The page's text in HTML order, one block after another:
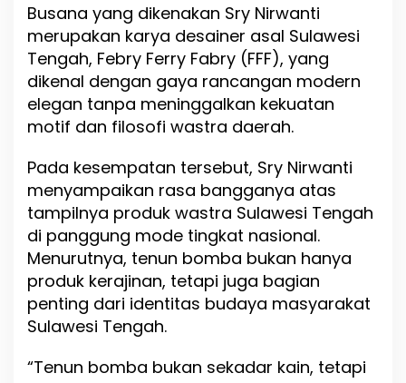
n
W
e
e
k
0
2
Busana yang dikenakan Sry Nirwanti
merupakan karya desainer asal Sulawesi
Tengah, Febry Ferry Fabry (FFF), yang
dikenal dengan gaya rancangan modern
elegan tanpa meninggalkan kekuatan
motif dan filosofi wastra daerah.
Pada kesempatan tersebut, Sry Nirwanti
menyampaikan rasa bangganya atas
tampilnya produk wastra Sulawesi Tengah
di panggung mode tingkat nasional.
Menurutnya, tenun bomba bukan hanya
produk kerajinan, tetapi juga bagian
penting dari identitas budaya masyarakat
Sulawesi Tengah.
“Tenun bomba bukan sekadar kain, tetapi